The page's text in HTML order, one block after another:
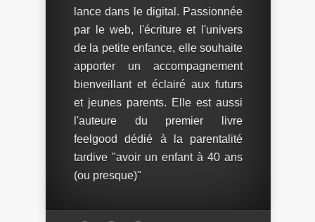
lance dans le digital. Passionnée
par le web, l'écriture et l'univers
de la petite enfance, elle souhaite
apporter un accompagnement
bienveillant et éclairé aux futurs
et jeunes parents. Elle est aussi
l'auteure du premier livre
feelgood dédié à la parentalité
tardive "avoir un enfant à 40 ans
(ou presque)"